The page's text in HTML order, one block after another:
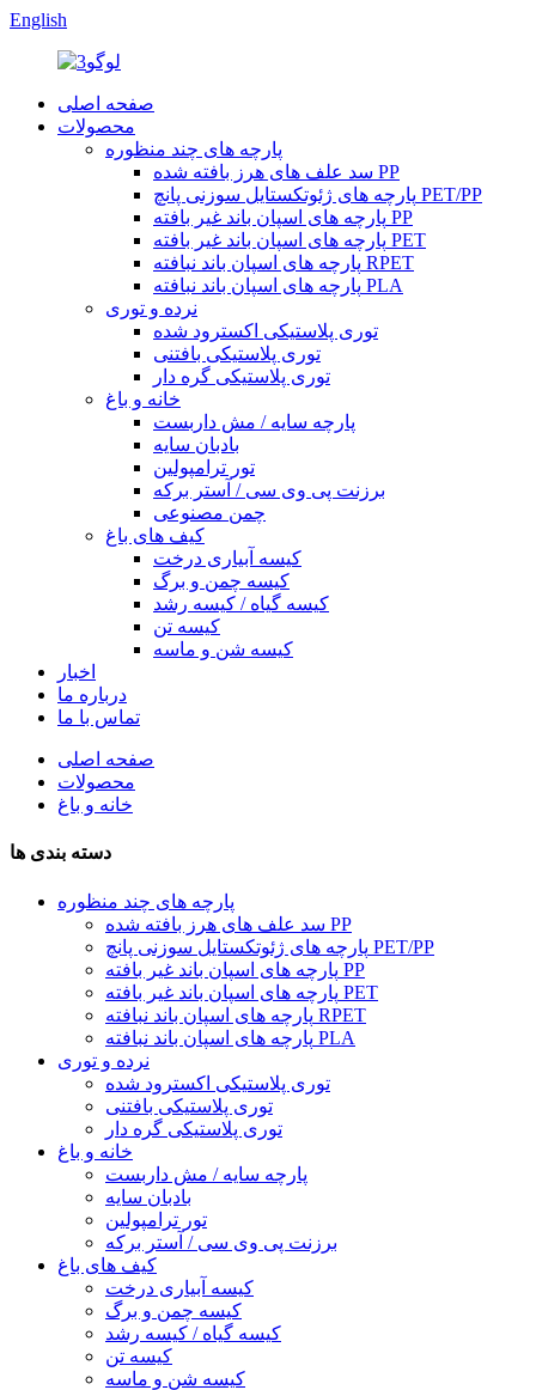
English
صفحه اصلی
محصولات
پارچه های چند منظوره
سد علف های هرز بافته شده PP
پارچه های ژئوتکستایل سوزنی پانچ PET/PP
پارچه های اسپان باند غیر بافته PP
پارچه های اسپان باند غیر بافته PET
پارچه های اسپان باند نبافته RPET
پارچه های اسپان باند نبافته PLA
نرده و توری
توری پلاستیکی اکسترود شده
توری پلاستیکی بافتنی
توری پلاستیکی گره دار
خانه و باغ
پارچه سایه / مش داربست
بادبان سایه
تور ترامپولین
برزنت پی وی سی / آستر برکه
چمن مصنوعی
کیف های باغ
کیسه آبیاری درخت
کیسه چمن و برگ
کیسه گیاه / کیسه رشد
کیسه تن
کیسه شن و ماسه
اخبار
درباره ما
تماس با ما
صفحه اصلی
محصولات
خانه و باغ
دسته بندی ها
پارچه های چند منظوره
سد علف های هرز بافته شده PP
پارچه های ژئوتکستایل سوزنی پانچ PET/PP
پارچه های اسپان باند غیر بافته PP
پارچه های اسپان باند غیر بافته PET
پارچه های اسپان باند نبافته RPET
پارچه های اسپان باند نبافته PLA
نرده و توری
توری پلاستیکی اکسترود شده
توری پلاستیکی بافتنی
توری پلاستیکی گره دار
خانه و باغ
پارچه سایه / مش داربست
بادبان سایه
تور ترامپولین
برزنت پی وی سی / آستر برکه
کیف های باغ
کیسه آبیاری درخت
کیسه چمن و برگ
کیسه گیاه / کیسه رشد
کیسه تن
کیسه شن و ماسه